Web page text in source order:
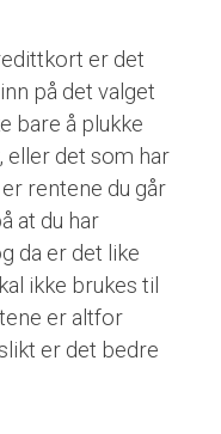
er det
på det valget
bare å plukke
eller det som har
rentene du går
at du har
da er det like
ikke brukes til
er altfor
er det bedre